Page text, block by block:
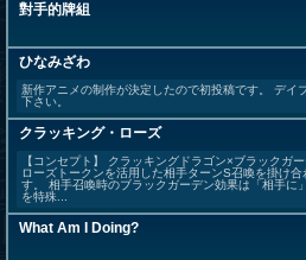
對手的牌組
ひなみざわ
新作アニメの制作が決定したので初投稿です。 デイ
下さい。
クラッキング・ローズ
【コンセプト】 クラッキングドラゴン×ブラックガー
ローズトークンを活用した相手ターンS召喚を掛け
す。 相手召喚時のブラックガーデン効果は「相手に
を特殊...
What Am I Doing?